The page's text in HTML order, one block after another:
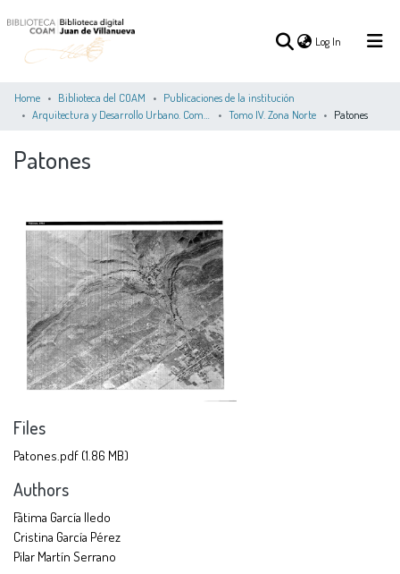
Log In (current)
Home Biblioteca del COAM
Publicaciones de la institución
Tomo IV. Zona Norte Patones
Patones
Files
Patones.pdf (1.86 MB)
Authors
Fátima García lledo
Cristina García Pérez
Pilar Martín Serrano